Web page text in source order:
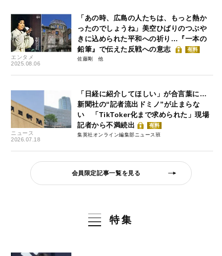
エンタメ
2025.08.06
「あの時、広島の人たちは、もっと熱か
ったのでしょうね」美空ひばりのつぶや
きに込められた平和への祈り…『一本の
鉛筆』で伝えた反戦への意志
有料
佐藤剛
ニュース
2026.07.18
「日経に紹介してほしい」が合言葉に…
新聞社の“記者流出ドミノ”が止まらな
い 「TikToker化まで求められた」現場
記者から不満続出
有料
集英社オンライン編集部ニュース班
会員限定記事一覧を見る
特集